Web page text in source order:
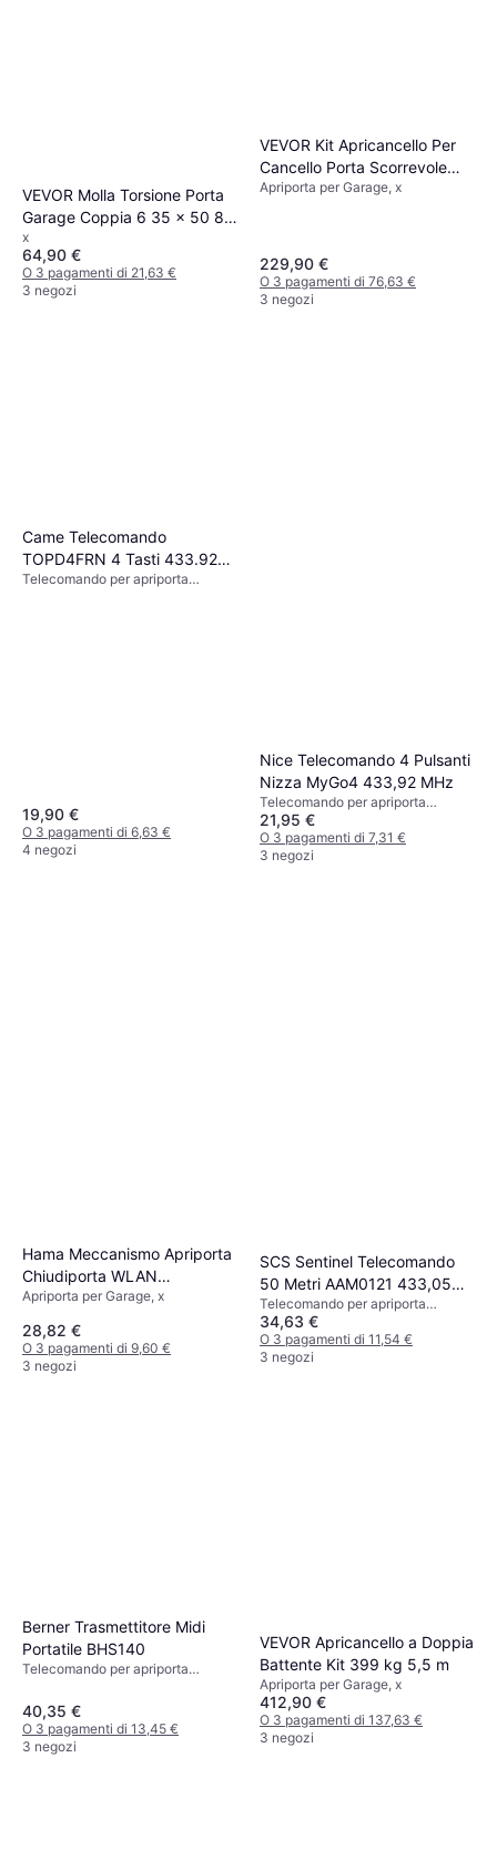
VEVOR Molla Torsione Porta
Garage Coppia 6 35 x 50 8 x
787 mm
x
64,90 €
O 3 pagamenti di 21,63 €
3 negozi
VEVOR Kit Apricancello Per
Cancello Porta Scorrevole
280 W Solare
Apriporta per Garage, x
229,90 €
O 3 pagamenti di 76,63 €
3 negozi
Came Telecomando
TOPD4FRN 4 Tasti 433.92
868.35Mhz
Telecomando per apriporta
19,90 €
O 3 pagamenti di 6,63 €
4 negozi
Nice Telecomando 4 Pulsanti
Nizza MyGo4 433,92 MHz
Telecomando per apriporta
garage, x
21,95 €
O 3 pagamenti di 7,31 €
3 negozi
Hama Meccanismo Apriporta
Chiudiporta WLAN
Intelligente
Apriporta per Garage, x
28,82 €
O 3 pagamenti di 9,60 €
3 negozi
SCS Sentinel Telecomando
50 Metri AAM0121 433,05
Mhz 2 Batterie
Telecomando per apriporta
garage, x
34,63 €
O 3 pagamenti di 11,54 €
3 negozi
Berner Trasmettitore Midi
Portatile BHS140
Telecomando per apriporta
40,35 €
O 3 pagamenti di 13,45 €
3 negozi
VEVOR Apricancello a Doppia
Battente Kit 399 kg 5,5 m
Apriporta per Garage, x
412,90 €
O 3 pagamenti di 137,63 €
3 negozi